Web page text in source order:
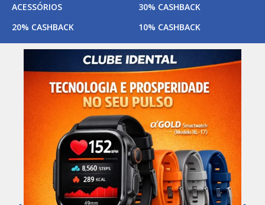
ACESSÓRIOS
30% CASHBACK
20% CASHBACK
10% CASHBACK